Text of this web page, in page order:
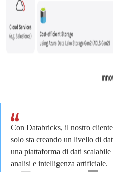
Con Databricks, il nostro
solo sta creando un livello di
una piattaforma di dati
analisi e intelligenza artificiale.